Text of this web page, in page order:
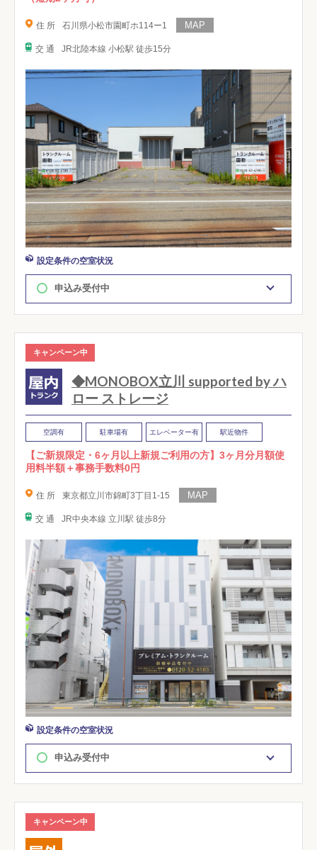
住 所 石川県小松市園町ホ114ー1
交 通 JR北陸本線 小松駅 徒歩15分
設定条件の空室状況
申込み受付中
キャンペーン中
◆MONOBOX立川 supported by ハ
ロー ストレージ
空調有 駐車場有 エレベーター有 駅近物件
【ご新規限定・6ヶ月以上新規ご利用の方】3ヶ月分月額使
用料半額＋事務手数料0円
住 所 東京都立川市錦町3丁目1-15
交 通 JR中央本線 立川駅 徒歩8分
設定条件の空室状況
申込み受付中
キャンペーン中